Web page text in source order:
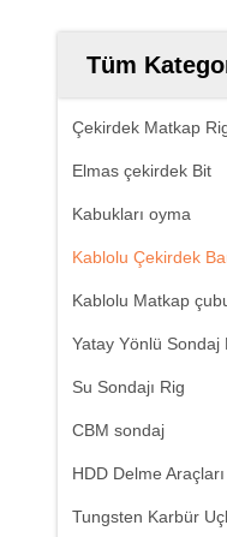
Tüm
Çekirdek Matkap
Elmas çekirdek Bit
Kabukları oyma
Kablolu Çekirdek
Kablolu Matkap
Yatay Yönlü Sondaj
Su Sondajı Rig
CBM sondaj
HDD Delme Araçları
Tungsten Karbür